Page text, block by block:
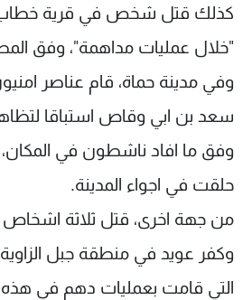
كذلك قتل شخص في قرية
"خلال عمليات مداهمة"، وفق
وفي مدينة حماة، قام عناصر
سعد بن ابي وقاص استباقا
وفق ما افاد ناشطون في المكان،
حلقت في اجواء المدينة.
من جهة اخرى، قتل ثلاثة
وكفر عويد في منطقة جبل
التي قامت بعمليات دهم في